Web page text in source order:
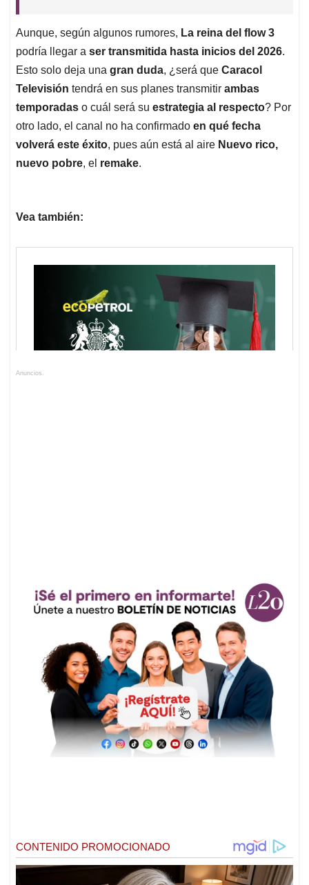
Aunque, según algunos rumores, La reina del flow 3
podría llegar a ser transmitida hasta inicios del 2026.
Esto solo deja una gran duda, ¿será que Caracol
Televisión tendrá en sus planes transmitir ambas
temporadas o cuál será su estrategia al respecto? Por
otro lado, el canal no ha confirmado en qué fecha
volverá este éxito, pues aún está al aire Nuevo rico,
nuevo pobre, el remake.
Vea también:
Anuncios.